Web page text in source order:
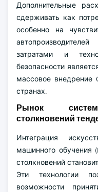
Дополнительные
сдерживать как
особенно на
затратами и
безопасности
массовое внедрение
странах.
Рынок
столкновений
Интеграция
машинного обучения
столкновений
Эти технологии
возможности